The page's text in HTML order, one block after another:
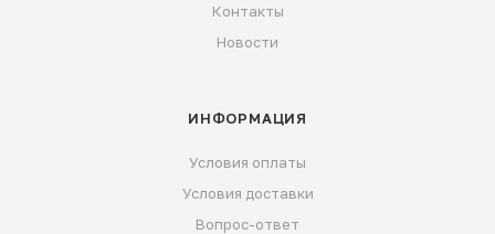
Контакты
Новости
ИНФОРМАЦИЯ
Условия оплаты
Условия доставки
Вопрос-ответ